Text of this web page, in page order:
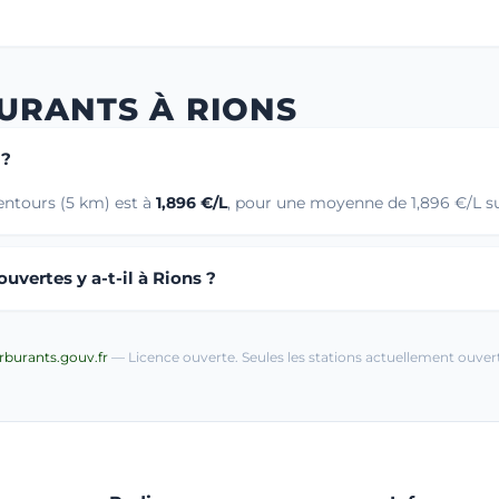
À RIONS
(5 km) est à 1,896 €/L, pour une moyenne de 1,896 €/L
y a-t-il à Rions ?
— Licence ouverte. Seules les stations actuellement